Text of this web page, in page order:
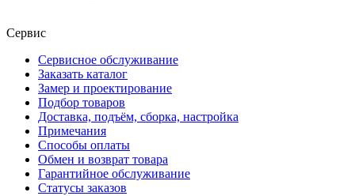
Сервис
Сервисное обслуживание
Заказать каталог
Замер и проектирование
Подбор товаров
Доставка, подъём, сборка, настройка
Примечания
Способы оплаты
Обмен и возврат товара
Гарантийное обслуживание
Статусы заказов